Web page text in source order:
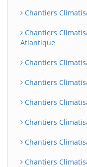
Chantiers
Chantiers
Atlantique
Chantiers
Chantiers
Chantiers
Chantiers
Chantiers
Chantiers